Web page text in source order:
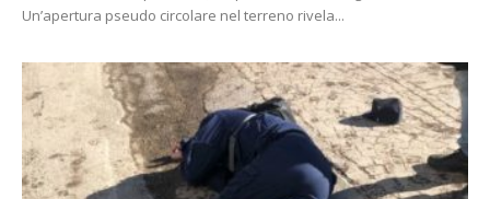
Un’apertura pseudo circolare nel terreno rivela...